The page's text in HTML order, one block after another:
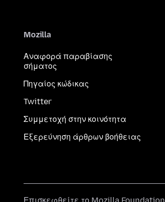
Mozilla
Αναφορά παραβίασης
σήματος
Πηγαίος κώδικας
Twitter
Συμμετοχή στην κοινότητα
Εξερεύνηση άρθρων βοήθειας